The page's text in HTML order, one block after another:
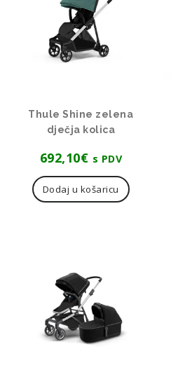
Thule Shine zelena
dječja kolica
692,10€ s PDV
Dodaj u košaricu